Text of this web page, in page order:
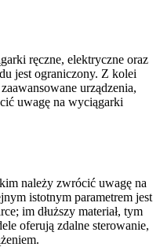
ręczne, elektryczne oraz
jest ograniczony. Z kolei
urządzenia,
uwagę na wyciągarki
należy zwrócić uwagę na
istotnym parametrem jest
im dłuższy materiał, tym
oferują zdalne sterowanie,